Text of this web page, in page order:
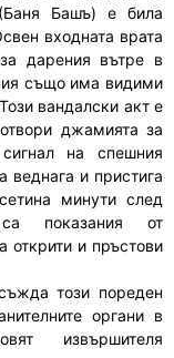
Башъ) е била
входната врата
дарения вътре в
също има видими
вандалски акт е
джамията за
на спешния
веднага и пристига
минути след
показания от
открити и пръстови
този пореден
органи в
извършителя